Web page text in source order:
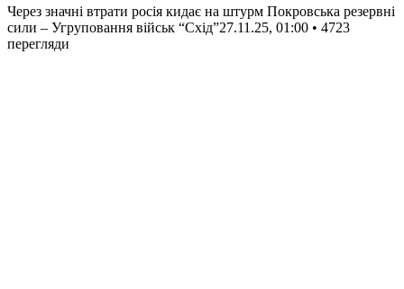
Через значні втрати росія кидає на штурм Покровська резервні
сили – Угруповання військ “Схід”27.11.25, 01:00 • 4723
перегляди